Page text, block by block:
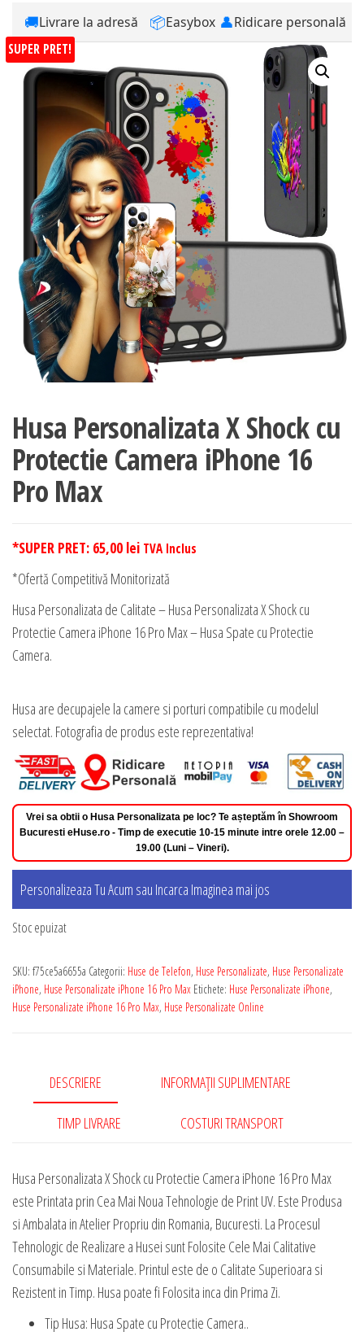
🚚Livrare la adresă 📦Easybox 👤Ridicare personală
SUPER PRET!
Husa Personalizata X Shock cu
Protectie Camera iPhone 16
Pro Max
*SUPER PRET: 65,00 lei TVA Inclus
*Ofertă Competitivă Monitorizată
Husa Personalizata de Calitate – Husa Personalizata X Shock cu
Protectie Camera iPhone 16 Pro Max – Husa Spate cu Protectie
Camera.
Husa are decupajele la camere si porturi compatibile cu modelul
selectat. Fotografia de produs este reprezentativa!
Vrei sa obtii o Husa Personalizata pe loc? Te așteptăm în Showroom
Bucuresti eHuse.ro - Timp de executie 10-15 minute intre orele 12.00 –
19.00 (Luni – Vineri).
Personalizeaza Tu Acum sau Incarca Imaginea mai jos
Stoc epuizat
SKU: f75ce5a6655a Categorii: Huse de Telefon, Huse Personalizate, Huse Personalizate
iPhone, Huse Personalizate iPhone 16 Pro Max Etichete: Huse Personalizate iPhone,
Huse Personalizate iPhone 16 Pro Max, Huse Personalizate Online
DESCRIERE INFORMAȚII SUPLIMENTARE
TIMP LIVRARE COSTURI TRANSPORT
Husa Personalizata X Shock cu Protectie Camera iPhone 16 Pro Max
este Printata prin Cea Mai Noua Tehnologie de Print UV. Este Produsa
si Ambalata in Atelier Propriu din Romania, Bucuresti. La Procesul
Tehnologic de Realizare a Husei sunt Folosite Cele Mai Calitative
Consumabile si Materiale. Printul este de o Calitate Superioara si
Rezistent in Timp. Husa poate fi Folosita inca din Prima Zi.
Tip Husa: Husa Spate cu Protectie Camera..